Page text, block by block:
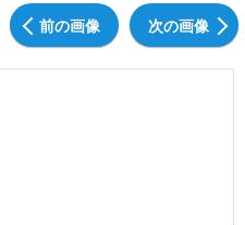
前の画像 次の画像